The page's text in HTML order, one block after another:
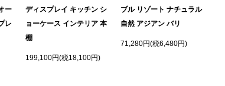
ー
レ
ディスプレイ キッチン シ
ョーケース インテリア 本
棚
199,100円(税18,100円)
ブル リゾート ナチュラル
自然 アジアン バリ
71,280円(税6,480円)